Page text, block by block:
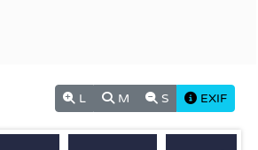
L M S EXIF